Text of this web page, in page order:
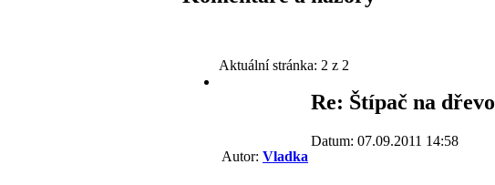
Aktuální stránka: 2 z 2
Autor: Vladka
Re: Štípač na dřevo
Datum: 07.09.2011 14:58